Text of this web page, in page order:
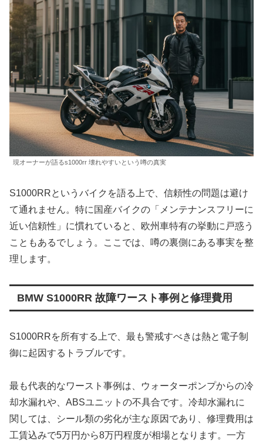
現オーナーが語るs1000rr 壊れやすいという噂の真実
S1000RRというバイクを語る上で、信頼性の問題は避け
て通れません。特に国産バイクの「メンテナンスフリーに
近い信頼性」に慣れていると、欧州車特有の挙動に戸惑う
こともあるでしょう。ここでは、噂の裏側にある事実を整
理します。
BMW S1000RR 故障ワースト事例と修理費用
S1000RRを所有する上で、最も警戒すべきは熱と電子制
御に起因するトラブルです。
最も代表的なワースト事例は、ウォーターポンプからの冷
却水漏れや、ABSユニットの不具合です。冷却水漏れに
関しては、シール類の劣化が主な原因であり、修理費用は
工賃込みで5万円から8万円程度が相場となります。一方